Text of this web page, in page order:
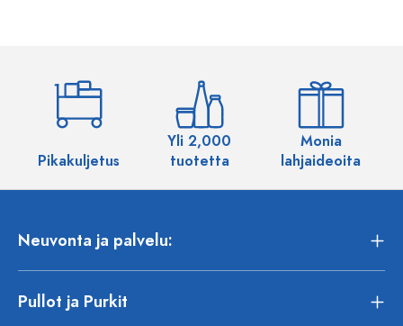
Pikakuljetus
Yli 2,000
tuotetta
Monia
lahjaideoita
Neuvonta ja palvelu:
Pullot ja Purkit